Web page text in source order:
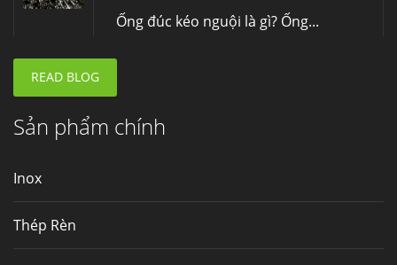
Ống đúc kéo nguội là gì? Ống...
Fengyang là một trong những nhà
READ BLOG
Sản phẩm chính
Inox
Thép Rèn